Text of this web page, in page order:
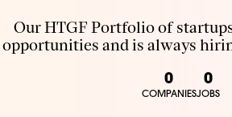
Our HTGF Portfolio of
opportunities and is always
0
COMPANIES
0
JOBS